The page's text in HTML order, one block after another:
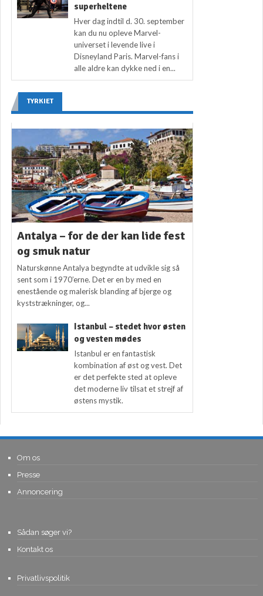
superheltene
Hver dag indtil d. 30. september
kan du nu opleve Marvel-
universet i levende live i
Disneyland Paris. Marvel-fans i
alle aldre kan dykke ned i en...
TYRKIET
Antalya – for de der kan lide fest
og smuk natur
Naturskønne Antalya begyndte at udvikle sig så
sent som i 1970’erne. Det er en by med en
enestående og malerisk blanding af bjerge og
kyststrækninger, og...
Istanbul – stedet hvor østen
og vesten mødes
Istanbul er en fantastisk
kombination af øst og vest. Det
er det perfekte sted at opleve
det moderne liv tilsat et strejf af
østens mystik.
Om os
Presse
Annoncering
Sådan søger vi?
Kontakt os
Privatlivspolitik